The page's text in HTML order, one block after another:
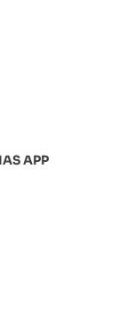
APP